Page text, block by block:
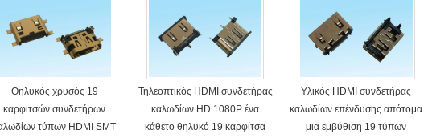
Θηλυκός χρυσός 19
καρφιτσών συνδετήρων
τύπων HDMI SMT
Τηλεοπτικός HDMI συνδετήρας
καλωδίων HD 1080P ένα
κάθετο θηλυκό 19 καρφίτσα
Υλικός HDMI συνδετήρας
καλωδίων επένδυσης απότομα
μια εμβύθιση 19 τύπων